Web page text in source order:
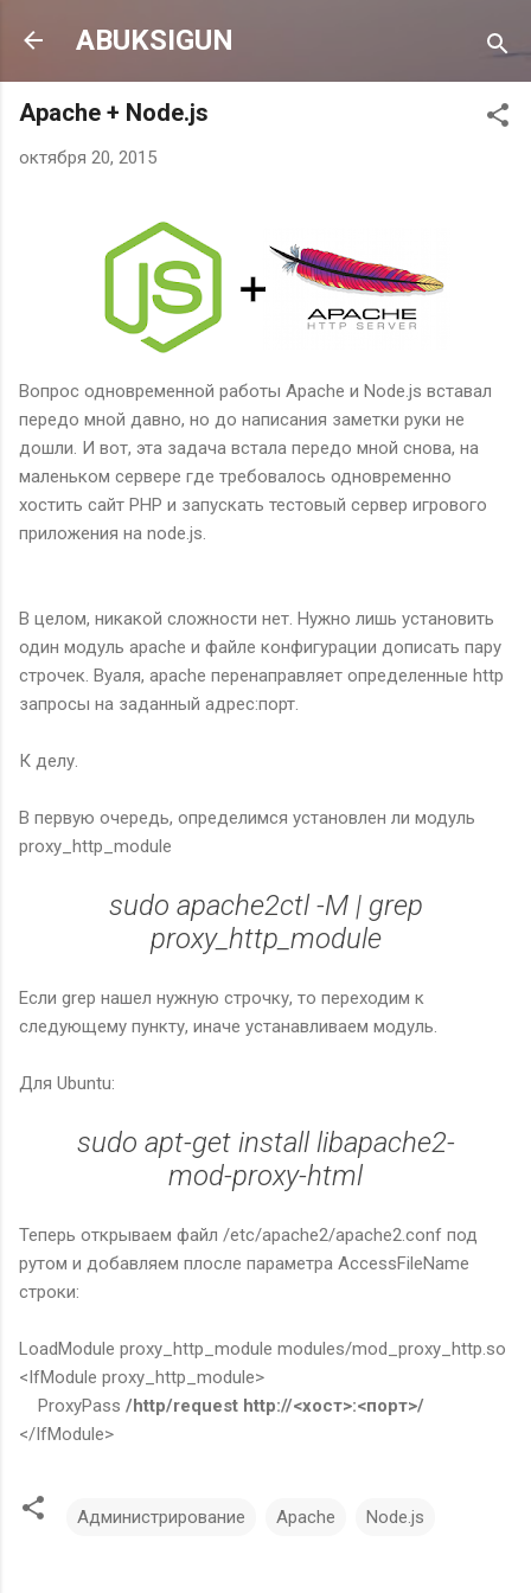
К основному контенту
ABUKSIGUN
Apache + Node.js
октября 20, 2015
Вопрос одновременной работы Apache и Node.js вставал
передо мной давно, но до написания заметки руки не
дошли. И вот, эта задача встала передо мной снова, на
маленьком сервере где требовалось одновременно
хостить сайт PHP и запускать тестовый сервер игрового
приложения на node.js.
В целом, никакой сложности нет. Нужно лишь установить
один модуль apache и файле конфигурации дописать пару
строчек. Вуаля, apache перенаправляет определенные http
запросы на заданный адрес:порт.
К делу.
В первую очередь, определимся установлен ли модуль
proxy_http_module
sudo apache2ctl -M | grep
proxy_http_module
Если grep нашел нужную строчку, то переходим к
следующему пункту, иначе устанавливаем модуль.
Для Ubuntu:
sudo apt-get install libapache2-
mod-proxy-html
Теперь открываем файл /etc/apache2/apache2.conf под
рутом и добавляем плосле параметра AccessFileName
строки:
LoadModule proxy_http_module modules/mod_proxy_http.so
<IfModule proxy_http_module>
ProxyPass /http/request http://<хост>:<порт>/
</IfModule>
Администрирование Apache Node.js